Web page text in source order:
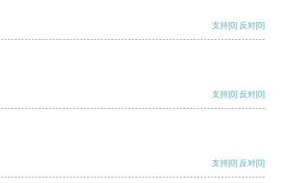
支持[0] 反对[0]
支持[0] 反对[0]
支持[0] 反对[0]